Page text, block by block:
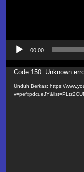
00:00
Pemutar
Video
Code 150: Unknown
Unduh Berkas: https://